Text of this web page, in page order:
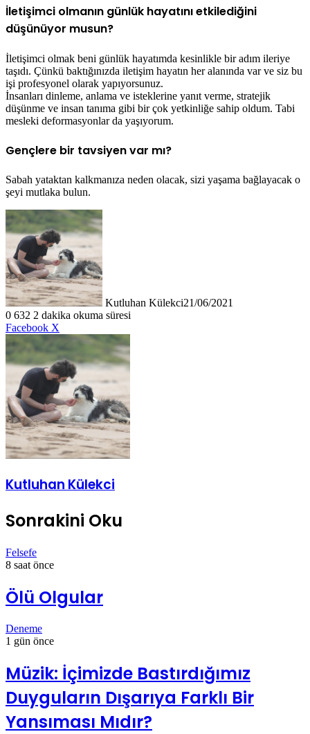
İletişimci olmanın günlük hayatını etkilediğini
düşünüyor musun?
İletişimci olmak beni günlük hayatımda kesinlikle bir adım ileriye
taşıdı. Çünkü baktığınızda iletişim hayatın her alanında var ve siz bu
işi profesyonel olarak yapıyorsunuz.
İnsanları dinleme, anlama ve isteklerine yanıt verme, stratejik
düşünme ve insan tanıma gibi bir çok yetkinliğe sahip oldum. Tabi
mesleki deformasyonlar da yaşıyorum.
Gençlere bir tavsiyen var mı?
Sabah yataktan kalkmanıza neden olacak, sizi yaşama bağlayacak o
şeyi mutlaka bulun.
Kutluhan Külekci21/06/2021
0 632 2 dakika okuma süresi
Facebook X
Posta
ile
paylaş
Kutluhan Külekci
Sonrakini Oku
Felsefe
8 saat önce
Ölü Olgular
Deneme
1 gün önce
Müzik: İçimizde Bastırdığımız
Duyguların Dışarıya Farklı Bir
Yansıması Mıdır?